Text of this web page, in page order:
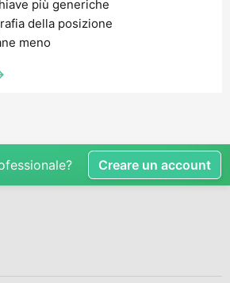
più generiche
della posizione
meno
Creare un account